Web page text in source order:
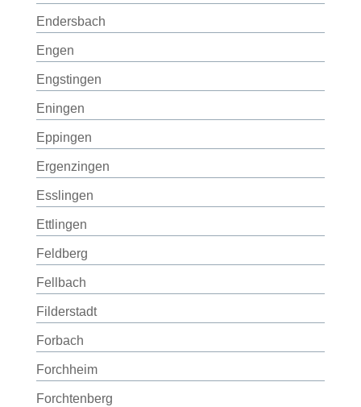
Endersbach
Engen
Engstingen
Eningen
Eppingen
Ergenzingen
Esslingen
Ettlingen
Feldberg
Fellbach
Filderstadt
Forbach
Forchheim
Forchtenberg